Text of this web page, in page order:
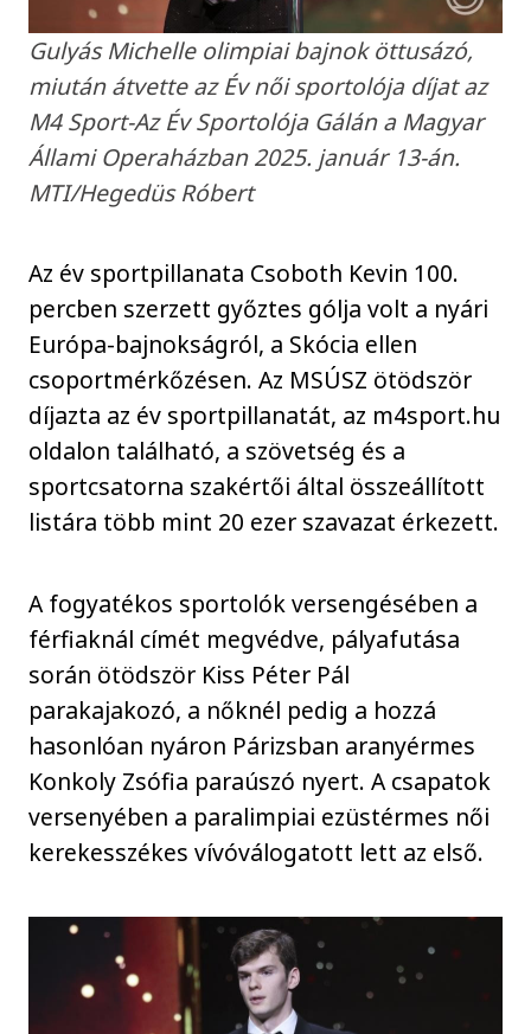
Gulyás Michelle olimpiai bajnok öttusázó,
miután átvette az Év női sportolója díjat az
M4 Sport-Az Év Sportolója Gálán a Magyar
Állami Operaházban 2025. január 13-án.
MTI/Hegedüs Róbert
Az év sportpillanata Csoboth Kevin 100.
percben szerzett győztes gólja volt a nyári
Európa-bajnokságról, a Skócia ellen
csoportmérkőzésen. Az MSÚSZ ötödször
díjazta az év sportpillanatát, az m4sport.hu
oldalon található, a szövetség és a
sportcsatorna szakértői által összeállított
listára több mint 20 ezer szavazat érkezett.
A fogyatékos sportolók versengésében a
férfiaknál címét megvédve, pályafutása
során ötödször Kiss Péter Pál
parakajakozó, a nőknél pedig a hozzá
hasonlóan nyáron Párizsban aranyérmes
Konkoly Zsófia paraúszó nyert. A csapatok
versenyében a paralimpiai ezüstérmes női
kerekesszékes vívóválogatott lett az első.